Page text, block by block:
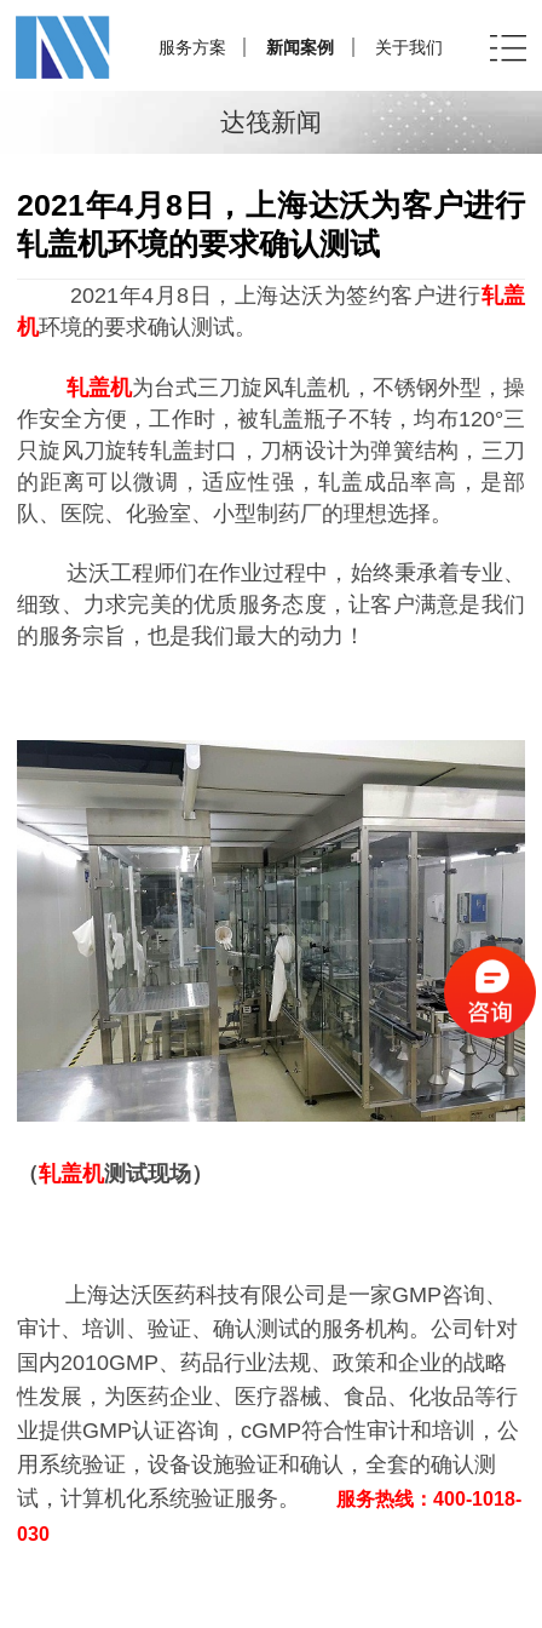
服务方案 新闻案例 关于我们
达筏新闻
2021年4月8日，上海达沃为客户进行
轧盖机环境的要求确认测试
2021年4月8日，上海达沃为签约客户进行轧盖
机环境的要求确认测试。
轧盖机为台式三刀旋风轧盖机，不锈钢外型，操
作安全方便，工作时，被轧盖瓶子不转，均布120°三
只旋风刀旋转轧盖封口，刀柄设计为弹簧结构，三刀
的距离可以微调，适应性强，轧盖成品率高，是部
队、医院、化验室、小型制药厂的理想选择。
达沃工程师们在作业过程中，始终秉承着专业、
细致、力求完美的优质服务态度，让客户满意是我们
的服务宗旨，也是我们最大的动力！
（轧盖机测试现场）
上海达沃医药科技有限公司是一家GMP咨询、
审计、培训、验证、确认测试的服务机构。公司针对
国内2010GMP、药品行业法规、政策和企业的战略
性发展，为医药企业、医疗器械、食品、化妆品等行
业提供GMP认证咨询，cGMP符合性审计和培训，公
用系统验证，设备设施验证和确认，全套的确认测
试，计算机化系统验证服务。
服务热线：400-1018-
030